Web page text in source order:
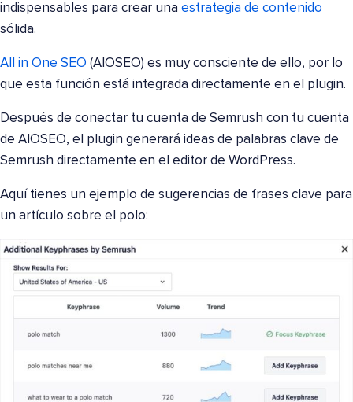
indispensables para crear una estrategia de contenido
sólida.
All in One SEO (AIOSEO) es muy consciente de ello, por lo
que esta función está integrada directamente en el plugin.
Después de conectar tu cuenta de Semrush con tu cuenta
de AIOSEO, el plugin generará ideas de palabras clave de
Semrush directamente en el editor de WordPress.
Aquí tienes un ejemplo de sugerencias de frases clave para
un artículo sobre el polo: